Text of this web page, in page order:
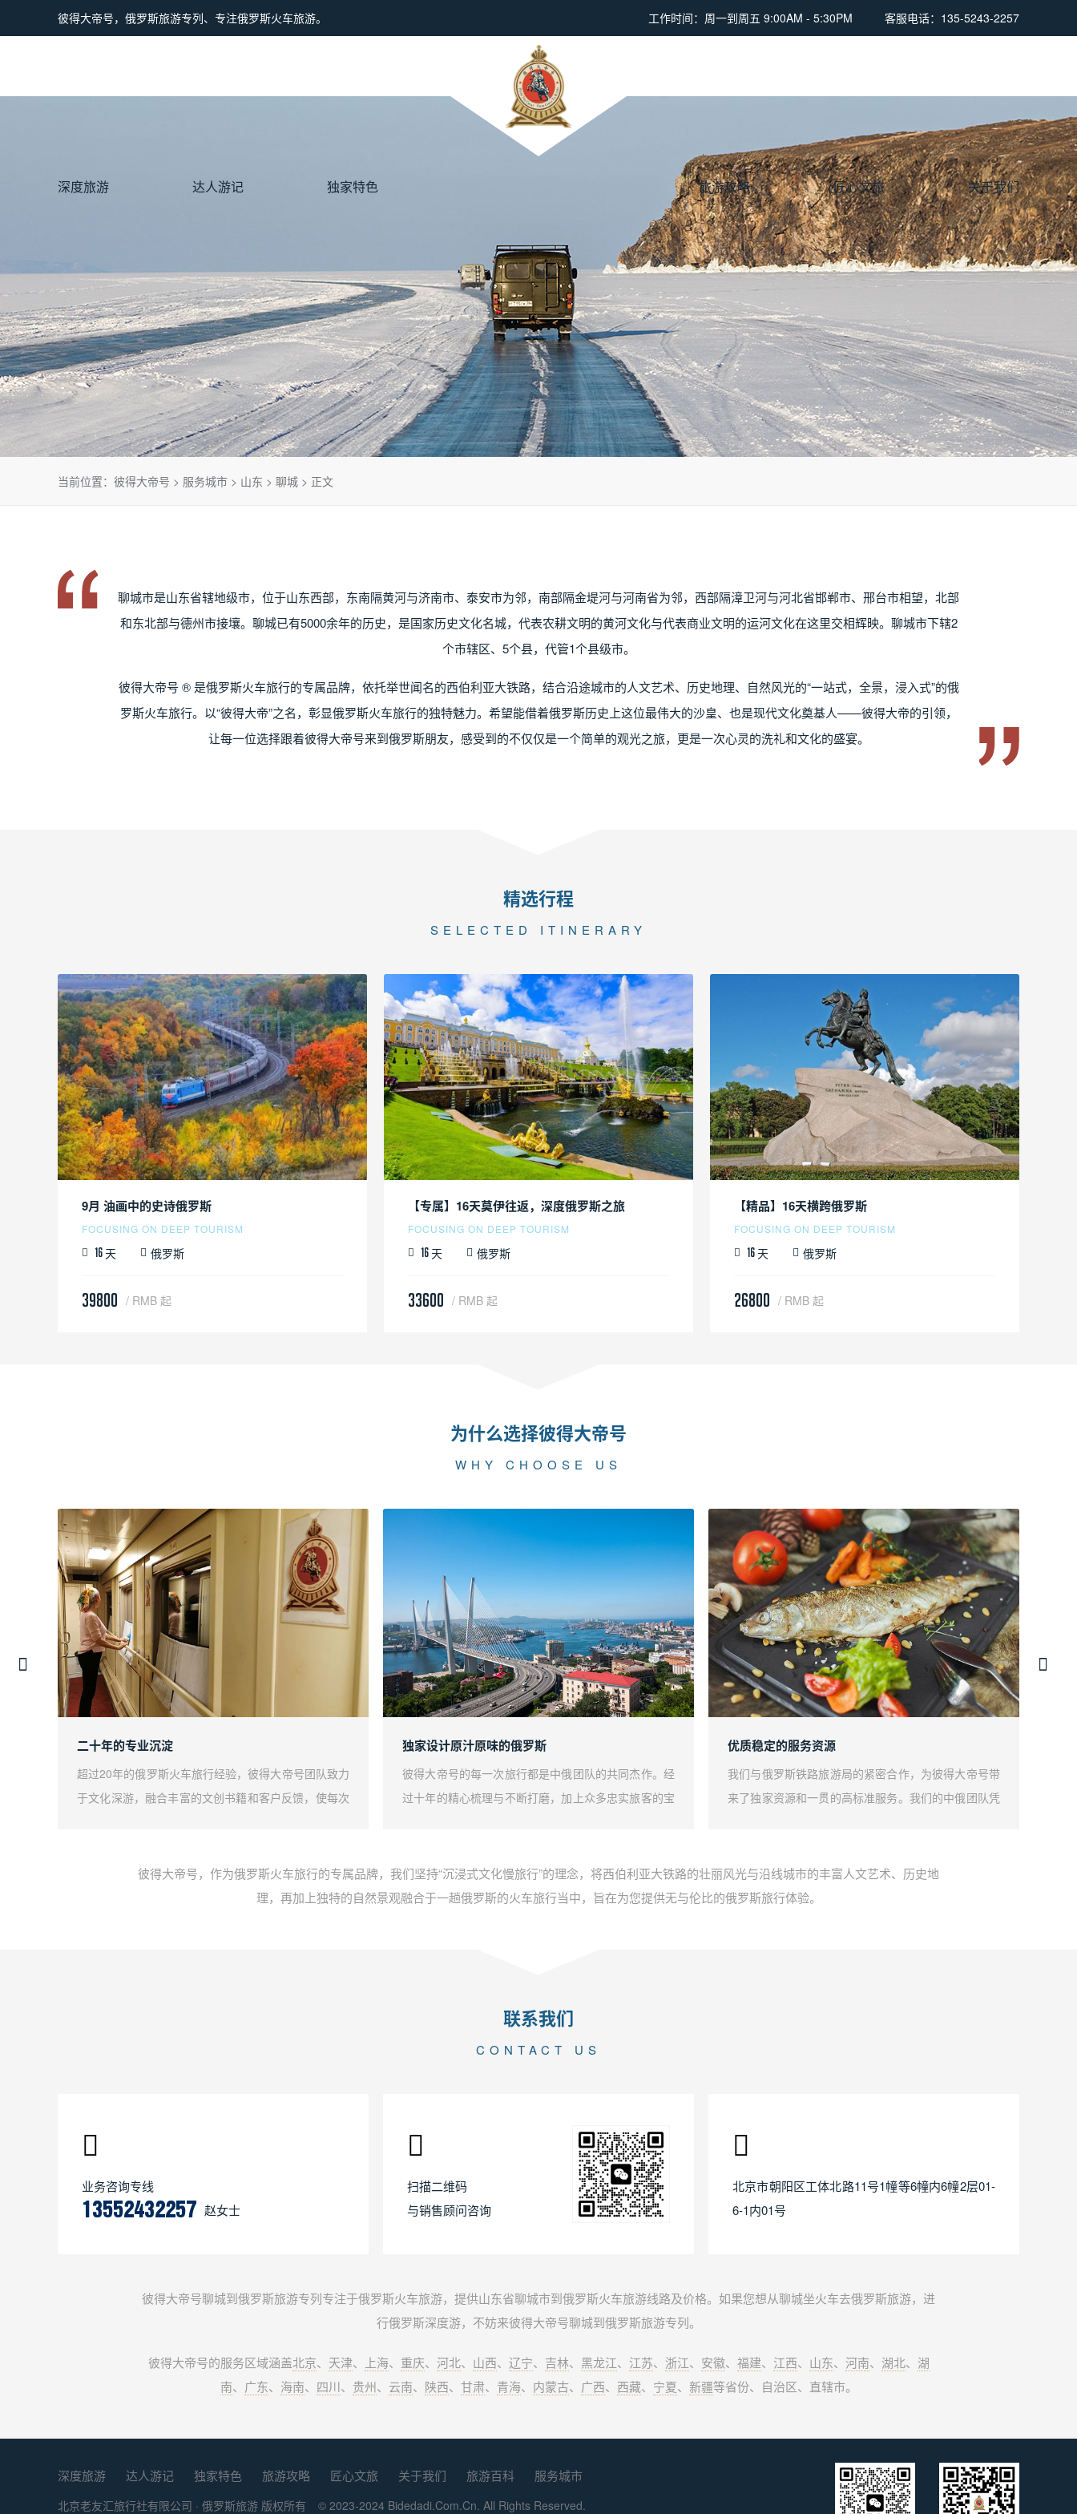
彼得大帝号，俄罗斯旅游专列、专注俄罗斯火车旅游。 工作时间：周一到周五 9:00AM - 5:30PM 客服电话：135-5243-2257
深度旅游 达人游记 独家特色 旅游攻略 匠心文旅 关于我们
当前位置： 彼得大帝号 > 服务城市 > 山东 > 聊城 > 正文
聊城市是山东省辖地级市，位于山东西部，东南隔黄河与济南市、泰安市为邻，南部隔金堤河与河南省为邻，西部隔漳卫河与河北省邯郸市、邢台市相望，北部
和东北部与德州市接壤。聊城已有5000余年的历史，是国家历史文化名城，代表农耕文明的黄河文化与代表商业文明的运河文化在这里交相辉映。聊城市下辖2
个市辖区、5个县，代管1个县级市。
彼得大帝号 ® 是俄罗斯火车旅行的专属品牌，依托举世闻名的西伯利亚大铁路，结合沿途城市的人文艺术、历史地理、自然风光的“一站式，全景，浸入式”的俄
罗斯火车旅行。以“彼得大帝”之名，彰显俄罗斯火车旅行的独特魅力。希望能借着俄罗斯历史上这位最伟大的沙皇、也是现代文化奠基人——彼得大帝的引领，
让每一位选择跟着彼得大帝号来到俄罗斯朋友，感受到的不仅仅是一个简单的观光之旅，更是一次心灵的洗礼和文化的盛宴。
精选行程
SELECTED ITINERARY
9月 油画中的史诗俄罗斯
FOCUSING ON DEEP TOURISM
16 天 俄罗斯
39800 / RMB 起
【专属】16天莫伊往返，深度俄罗斯之旅
FOCUSING ON DEEP TOURISM
16 天 俄罗斯
33600 / RMB 起
【精品】16天横跨俄罗斯
FOCUSING ON DEEP TOURISM
16 天 俄罗斯
26800 / RMB 起
为什么选择彼得大帝号
WHY CHOOSE US
二十年的专业沉淀
超过20年的俄罗斯火车旅行经验，彼得大帝号团队致力
于文化深游，融合丰富的文创书籍和客户反馈，使每次
独家设计原汁原味的俄罗斯
彼得大帝号的每一次旅行都是中俄团队的共同杰作。经
过十年的精心梳理与不断打磨，加上众多忠实旅客的宝
俄罗斯文化探索之旅。
优质稳定的服务资源
我们与俄罗斯铁路旅游局的紧密合作，为彼得大帝号带
来了独家资源和一贯的高标准服务。我们的中俄团队凭
供难忘且独特的俄罗斯旅行体验。
彼得大帝号，作为俄罗斯火车旅行的专属品牌，我们坚持“沉浸式文化慢旅行”的理念，将西伯利亚大铁路的壮丽风光与沿线城市的丰富人文艺术、历史地
理，再加上独特的自然景观融合于一趟俄罗斯的火车旅行当中，旨在为您提供无与伦比的俄罗斯旅行体验。
联系我们
CONTACT US
业务咨询专线
13552432257 赵女士
扫描二维码
与销售顾问咨询
北京市朝阳区工体北路11号1幢等6幢内6幢2层01-
6-1内01号
彼得大帝号聊城到俄罗斯旅游专列专注于俄罗斯火车旅游，提供山东省聊城市到俄罗斯火车旅游线路及价格。如果您想从聊城坐火车去俄罗斯旅游，进
行俄罗斯深度游，不妨来彼得大帝号聊城到俄罗斯旅游专列。
彼得大帝号的服务区域涵盖北京、 天津、 上海、 重庆、 河北、 山西、 辽宁、 吉林、 黑龙江、 江苏、 浙江、 安徽、 福建、 江西、 山东、 河南、 湖北、 湖
南、 广东、 海南、 四川、 贵州、 云南、 陕西、 甘肃、 青海、 内蒙古、 广西、 西藏、 宁夏、 新疆等省份、自治区、直辖市。
深度旅游 达人游记 独家特色 旅游攻略 匠心文旅 关于我们 旅游百科 服务城市
北京老友汇旅行社有限公司 · 俄罗斯旅游 版权所有 © 2023-2024 Bidedadi.Com.Cn. All Rights Reserved.